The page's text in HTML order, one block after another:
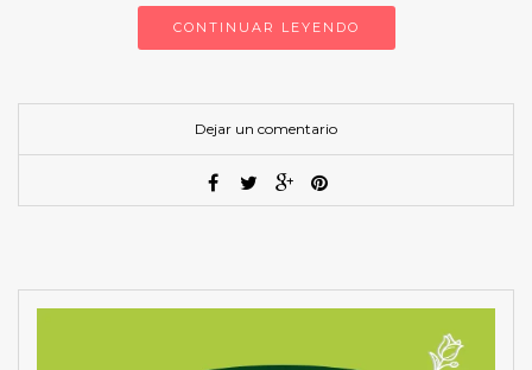
CONTINUAR LEYENDO
Dejar un comentario